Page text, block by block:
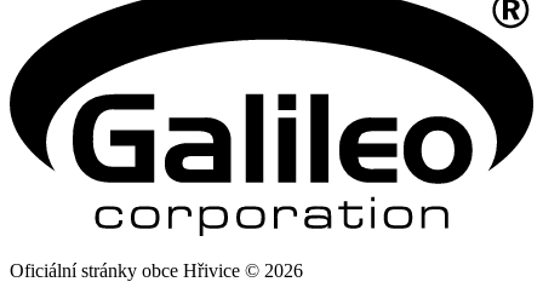
Oficiální stránky obce Hřivice © 2026